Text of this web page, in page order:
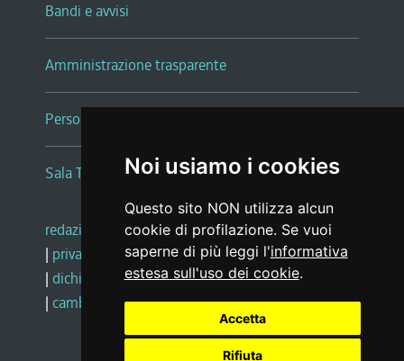
Noi usiamo i cookies
Questo sito NON utilizza alcun
cookie di profilazione. Se vuoi
saperne di più leggi l'informativa
estesa sull'uso dei cookie.
Accetta
Rifiuta
Bandi e avvisi
Amministrazione trasparente
Persone e Uffici
Sala Tiziano Tessitori
redazione web |note legali |glossario
| privacy
social media policy
| dichiarazione di accessibilità |feedback
| cambio preferenze cookie